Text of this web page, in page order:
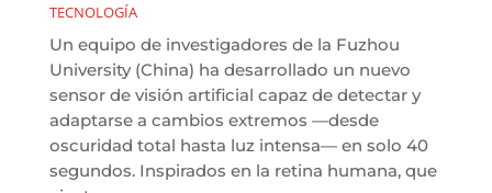
TECNOLOGÍA
Un equipo de investigadores de la Fuzhou
University (China) ha desarrollado un nuevo
sensor de visión artificial capaz de detectar y
adaptarse a cambios extremos —desde
oscuridad total hasta luz intensa— en solo 40
segundos. Inspirados en la retina humana, que